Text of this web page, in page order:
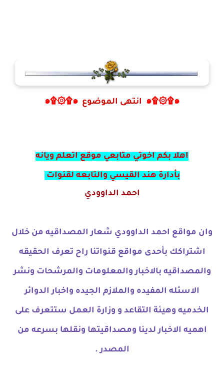
๑۩۞۩๑ انتهى الموضوع ๑۩۞۩๑
اهلا بكم اخوتي متابعي موقع اتعلم ويانه
بأدارة هند القيسي والتابعه لقنوات
احمد الداوودي
وان مواقع احمد الداوودي شعار المصداقيه من خلال
اشتراكك بأحدى مواقع قنواتنا راح تعرف الحقيقه
والمصداقيه بالاخبار والمعلومات والمرشحات ونشر
الاسئله المفيده والملازم الجيده واخبار الدوائر
الخدميه وهيئة التقاعد و وزارة العمل ستتعرف على
اهميه الاخبار لدينا ومصداقيتها ونقلها بسرعه من
المصدر .